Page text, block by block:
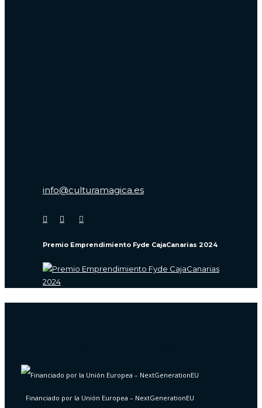
info@culturamagica.es
Premio Emprendimiento Fyde CajaCanarias 2024
Financiado por la Unión Europea – NextGenerationEU